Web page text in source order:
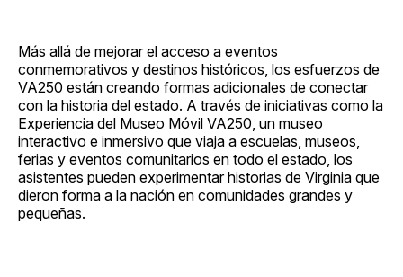
Más allá de mejorar el acceso a eventos
conmemorativos y destinos históricos, los esfuerzos de
VA250 están creando formas adicionales de conectar
con la historia del estado. A través de iniciativas como la
Experiencia del Museo Móvil VA250, un museo
interactivo e inmersivo que viaja a escuelas, museos,
ferias y eventos comunitarios en todo el estado, los
asistentes pueden experimentar historias de Virginia que
dieron forma a la nación en comunidades grandes y
pequeñas.